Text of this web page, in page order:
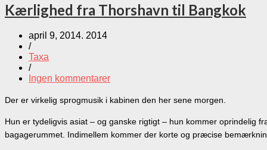
Kærlighed fra Thorshavn til Bangkok
april 9, 2014. 2014
/
Taxa
/
Ingen kommentarer
Der er virkelig sprogmusik i kabinen den her sene morgen.
Hun er tydeligvis asiat – og ganske rigtigt – hun kommer oprindelig
bagagerummet. Indimellem kommer der korte og præcise